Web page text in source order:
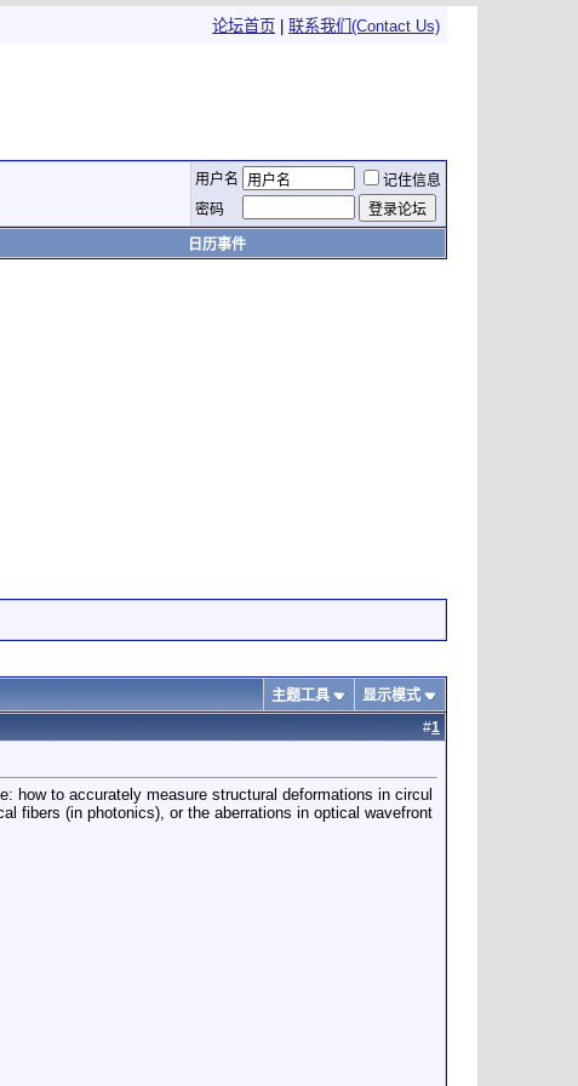
论坛首页 联系我们(Contact Us)
用户名
记住信息
密码
日历事件
主题工具
显示模式
#1
how to accurately measure structural deformations in circul
fibers (in photonics), or the aberrations in optical wavefront